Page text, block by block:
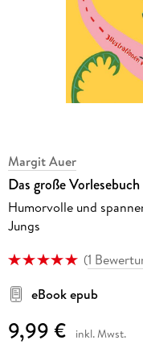
Margit Auer
Das große
Humorvolle und
Jungs
(1
eBook epub
9,99 € inkl. Mwst.